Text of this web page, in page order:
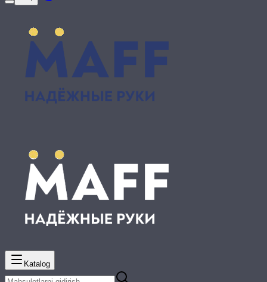
Katalog